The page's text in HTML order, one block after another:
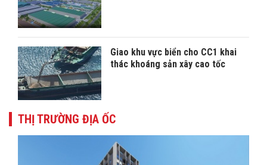
Giao khu vực biển cho CC1 khai
thác khoáng sản xây cao tốc
THỊ TRƯỜNG ĐỊA ỐC